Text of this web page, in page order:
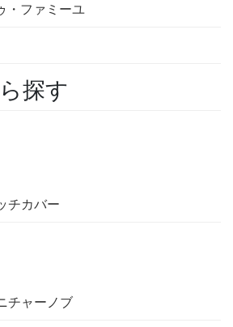
・ファミーユ
探す
カバー
ャーノブ